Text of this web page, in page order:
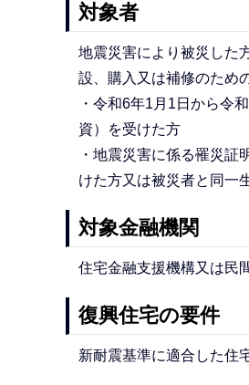
対象者
地震災害により被災した
設、購入又は補修のため
・令和6年1月1日から令
資）を受けた方
・地震災害に係る罹災
けた方又は被災者と同一
対象金融機関
住宅金融支援機構又は民
復興住宅の要件
新耐震基準に適合した住